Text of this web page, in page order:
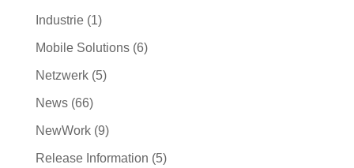
Industrie(1)
Mobile Solutions(6)
Netzwerk(5)
News(66)
NewWork(9)
Release Information (5)